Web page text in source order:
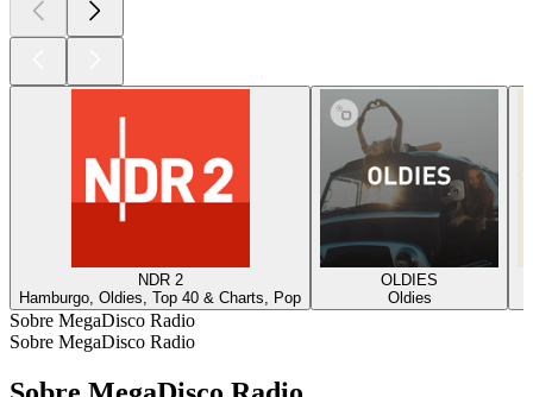
NDR 2
Hamburgo, Oldies, Top 40 & Charts, Pop
OLDIES
Oldies
Sobre MegaDisco Radio
Sobre MegaDisco Radio